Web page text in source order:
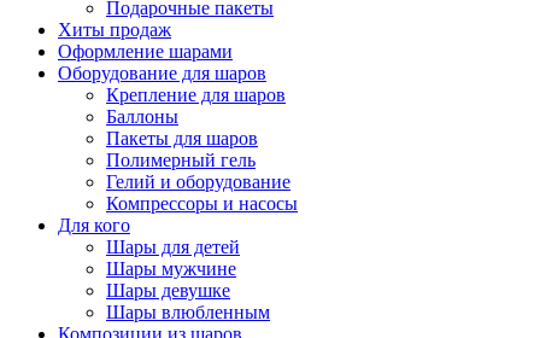
Подарочные пакеты
Хиты продаж
Оформление шарами
Оборудование для шаров
Крепление для шаров
Баллоны
Пакеты для шаров
Полимерный гель
Гелий и оборудование
Компрессоры и насосы
Для кого
Шары для детей
Шары мужчине
Шары девушке
Шары влюбленным
Композиции из шаров